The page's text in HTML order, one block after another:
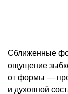
Сближенные
ощущение
от формы —
и духовной